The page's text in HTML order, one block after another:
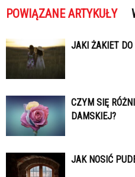
POWIĄZANE ARTYKUŁY
JAKI ŻAKIET DO
CZYM SIĘ
DAMSKIEJ?
JAK NOSIĆ